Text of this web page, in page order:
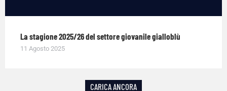
La stagione 2025/26 del settore giovanile gialloblù
11 Agosto 2025
CARICA ANCORA